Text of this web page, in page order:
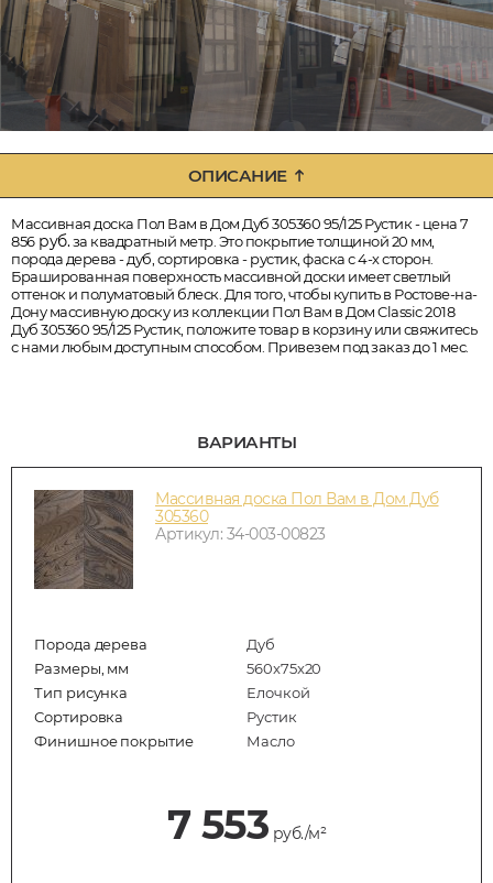
ОПИСАНИЕ
Массивная доска Пол Вам в Дом Дуб 305360 95/125 Рустик - цена 7
856руб.за квадратный метр. Это покрытие толщиной 20 мм,
порода дерева - дуб, сортировка - рустик, фаска с 4-х сторон.
Брашированная поверхность массивной доски имеет светлый
оттенок и полуматовый блеск. Для того, чтобы купить в Ростове-на-
Дону массивную доску из коллекции Пол Вам в Дом Classic 2018
Дуб 305360 95/125 Рустик, положите товар в корзину или свяжитесь
с нами любым доступным способом. Привезем под заказ до 1 мес.
ВАРИАНТЫ
Массивная доска Пол Вам в Дом Дуб
305360
Артикул: 34-003-00823
Порода дерева
Дуб
Размеры, мм
560x75x20
Тип рисунка
Елочкой
Сортировка
Рустик
Финишное покрытие
Масло
7 553 руб./м²